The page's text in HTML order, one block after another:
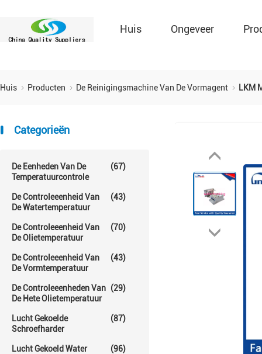
Huis Ongeveer
Huis Producten De Reinigingsmachine Van De Vormagent LKM
Categorieën
De Eenheden Van De
Temperatuurcontrole
(67)
De Controleeenheid Van
De Watertemperatuur
(43)
De Controleeenheid Van
De Olietemperatuur
(70)
De Controleeenheid Van
De Vormtemperatuur
(43)
De Controleeenheden Van
De Hete Olietemperatuur
(29)
Lucht Gekoelde
Schroefharder
(87)
Lucht Gekoeld Water
(96)